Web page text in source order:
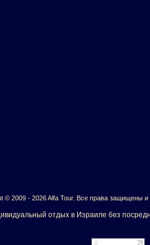
© 2009 - 2026 Alfa Tour. Все права защищены и
отдых в Израиле без